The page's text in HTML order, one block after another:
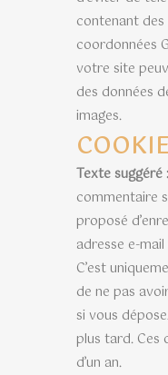
contenant
coordonnées
votre site
des données
images.
Texte suggéré :
commentaire
proposé
adresse e-
C’est
de ne pas
si vous
plus tard.
d’un an.